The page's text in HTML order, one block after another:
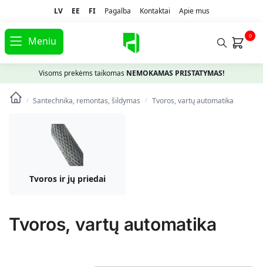
LV EE FI Pagalba Kontaktai Apie mus
Meniu 0
Visoms prekėms taikomas NEMOKAMAS PRISTATYMAS!
/ Santechnika, remontas, šildymas / Tvoros, vartų automatika
Tvoros ir jų priedai
Tvoros, vartų automatika